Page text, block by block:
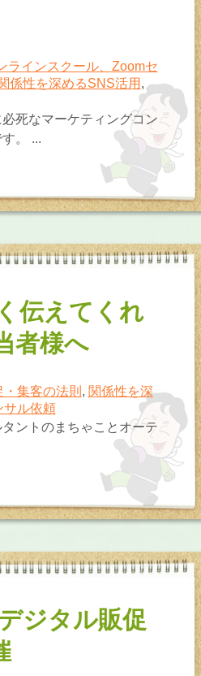
ラインスクール、Zoomセ
係性を深めるSNS活用 ,
死なマーケティングコン
。 ...
伝えてくれ
者様へ
・集客の法則 , 関係性を深
サル依頼
ントのまちゃことオーテ
ジタル販促